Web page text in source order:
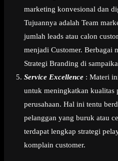
marketing konvesional dan
Tujuannya adalah Team
jumlah leads atau calon
menjadi Customer. Berbagai
Strategi Branding di
Service Excellence : Materi
untuk meningkatkan kualitas
perusahaan. Hal ini tentu
pelanggan yang buruk atau
terdapat lengkap strategi
komplain customer.